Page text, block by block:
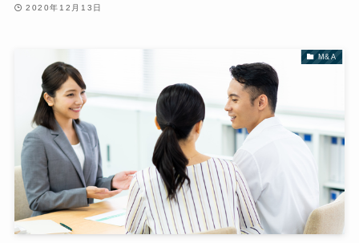
2020年12月13日
M&A